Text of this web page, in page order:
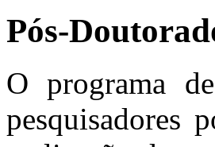
Pós-
O programa
pesquisadores